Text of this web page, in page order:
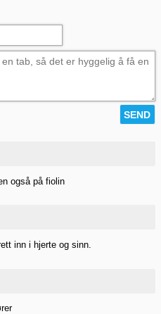
også på fiolin
inn i hjerte og sinn.